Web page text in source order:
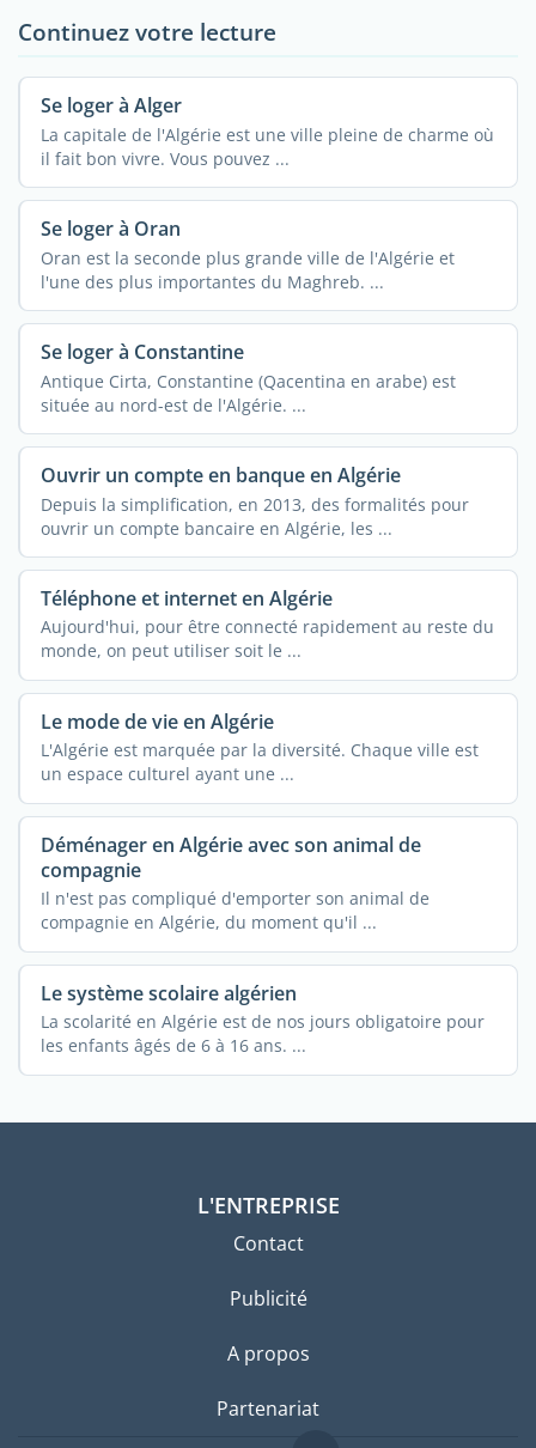
Continuez votre lecture
Se loger à Alger
La capitale de l'Algérie est une ville pleine de charme où
il fait bon vivre. Vous pouvez ...
Se loger à Oran
Oran est la seconde plus grande ville de l'Algérie et
l'une des plus importantes du Maghreb. ...
Se loger à Constantine
Antique Cirta, Constantine (Qacentina en arabe) est
située au nord-est de l'Algérie. ...
Ouvrir un compte en banque en Algérie
Depuis la simplification, en 2013, des formalités pour
ouvrir un compte bancaire en Algérie, les ...
Téléphone et internet en Algérie
Aujourd'hui, pour être connecté rapidement au reste du
monde, on peut utiliser soit le ...
Le mode de vie en Algérie
L'Algérie est marquée par la diversité. Chaque ville est
un espace culturel ayant une ...
Déménager en Algérie avec son animal de
compagnie
Il n'est pas compliqué d'emporter son animal de
compagnie en Algérie, du moment qu'il ...
Le système scolaire algérien
La scolarité en Algérie est de nos jours obligatoire pour
les enfants âgés de 6 à 16 ans. ...
L'ENTREPRISE
Contact
Publicité
A propos
Partenariat